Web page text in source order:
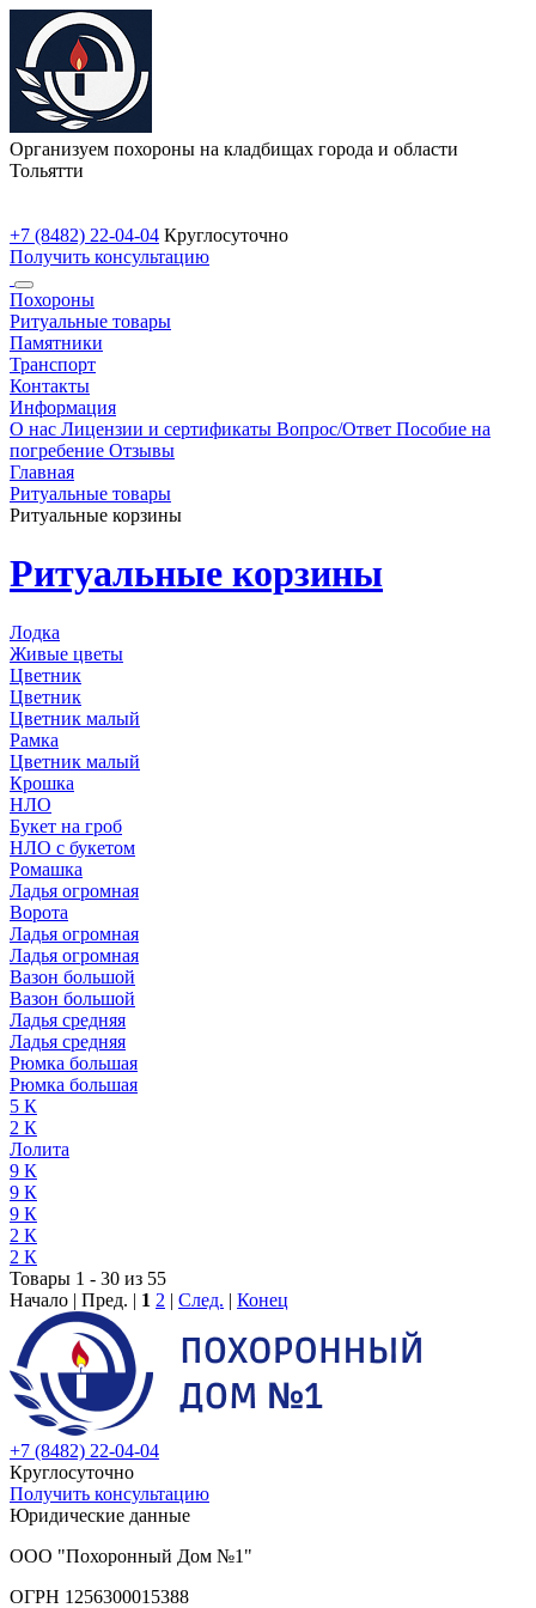
Организуем похороны на кладбищах города и области
Тольятти
+7 (8482) 22-04-04 Круглосуточно
Получить консультацию
Похороны
Ритуальные товары
Памятники
Транспорт
Контакты
Информация
О нас Лицензии и сертификаты Вопрос/Ответ Пособие на
погребение Отзывы
Главная
Ритуальные товары
Ритуальные корзины
Ритуальные корзины
Лодка
Живые цветы
Цветник
Цветник
Цветник малый
Рамка
Цветник малый
Крошка
НЛО
Букет на гроб
НЛО с букетом
Ромашка
Ладья огромная
Ворота
Ладья огромная
Ладья огромная
Вазон большой
Вазон большой
Ладья средняя
Ладья средняя
Рюмка большая
Рюмка большая
5 К
2 К
Лолита
9 К
9 К
9 К
2 К
2 К
Товары 1 - 30 из 55
Начало | Пред. | 1 2 | След. | Конец
+7 (8482) 22-04-04
Круглосуточно
Получить консультацию
Юридические данные
ООО "Похоронный Дом №1"
ОГРН 1256300015388